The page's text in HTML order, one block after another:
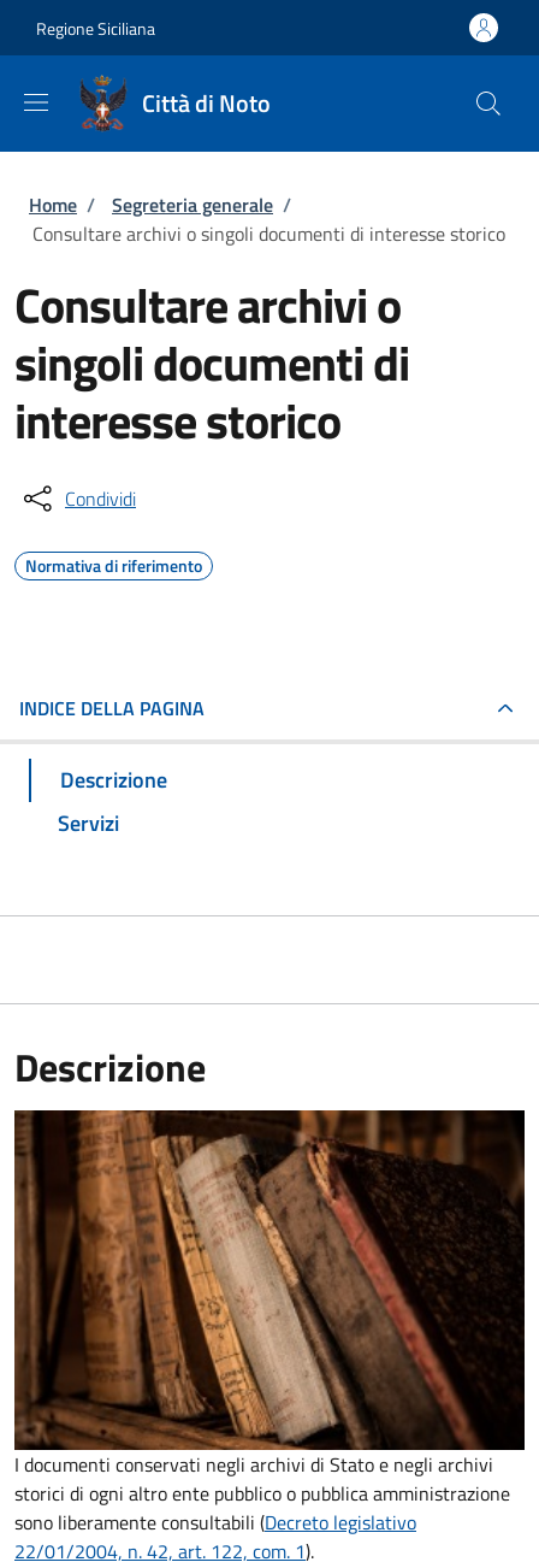
Regione Siciliana
Città di Noto
Briciole di pane
Home / Segreteria generale /
Consultare archivi o singoli documenti di interesse storico
Consultare archivi o
singoli documenti di
interesse storico
Condividi
Normativa di riferimento
INDICE DELLA PAGINA
Descrizione
Servizi
Descrizione
I documenti conservati negli archivi di Stato e negli archivi
storici di ogni altro ente pubblico o pubblica amministrazione
sono liberamente consultabili (Decreto legislativo
22/01/2004, n. 42, art. 122, com. 1).